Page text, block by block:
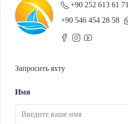
+90 252 613 61 71
+90 546 454 28 58
Запросить яхту
Имя